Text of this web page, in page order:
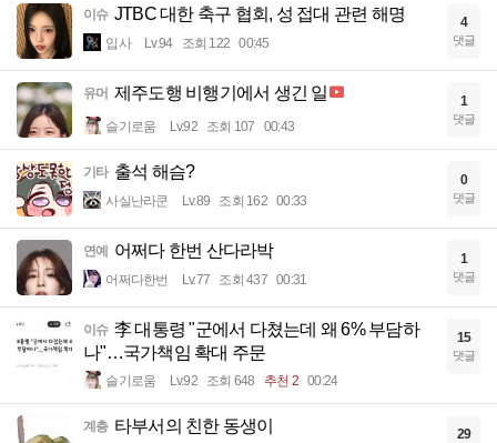
이슈 JTBC 대한 축구 협회, 성 접대 관련 해명
입사 Lv.94 조회 122 00:45
4
댓글
유머 제주도행 비행기에서 생긴 일
슬기로움 Lv.92 조회 107 00:43
1
댓글
기타 출석 해슴?
사실난라쿤 Lv.89 조회 162 00:33
0
댓글
연예 어쩌다 한번 산다라박
어쩌다한번 Lv.77 조회 437 00:31
1
댓글
이슈 李 대통령 "군에서 다쳤는데 왜 6% 부담하
나"…국가책임 확대 주문
슬기로움 Lv.92 조회 648 추천 2 00:24
15
댓글
계층 타부서의 친한 동생이 29